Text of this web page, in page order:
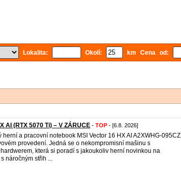
Lokalita: Okolí: km Cena od:
AI (RTX 5070 Ti) – V ZÁRUCE - TOP - [6.8. 2026]
herní a pracovní notebook MSI Vector 16 HX AI A2XWHG-095CZ
provedení. Jedná se o nekompromisní mašinu s
která si poradí s jakoukoliv herní novinkou na
náročným střih ...